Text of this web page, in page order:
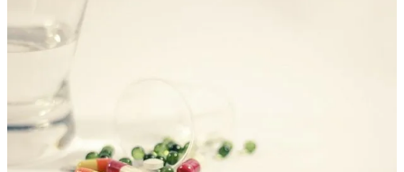
業界で選ぶ
カテゴリで選ぶ